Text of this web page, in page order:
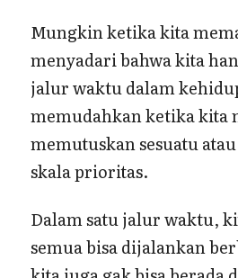
Mungkin ketika kita
menyadari bahwa kita
jalur waktu dalam
memudahkan ketika kita
memutuskan sesuatu
skala prioritas.
Dalam satu jalur waktu,
semua bisa dijalankan